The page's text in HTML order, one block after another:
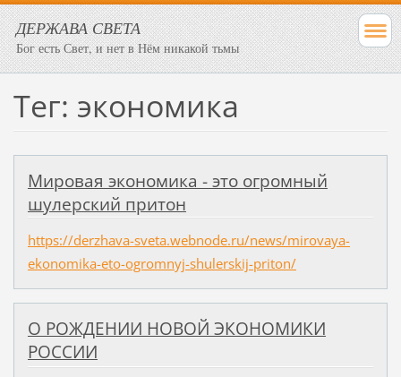
ДЕРЖАВА СВЕТА
Бог есть Свет, и нет в Нём никакой тьмы
Тег: экономика
Мировая экономика - это огромный
шулерский притон
https://derzhava-sveta.webnode.ru/news/mirovaya-
ekonomika-eto-ogromnyj-shulerskij-priton/
О РОЖДЕНИИ НОВОЙ ЭКОНОМИКИ
РОССИИ